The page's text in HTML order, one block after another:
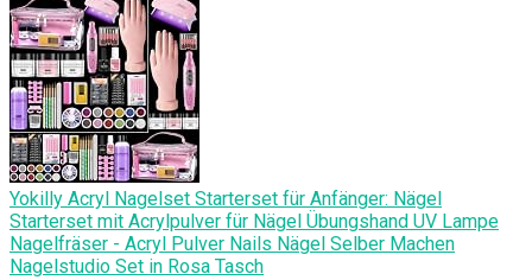
Yokilly Acryl Nagelset Starterset für Anfänger: Nägel
Starterset mit Acrylpulver für Nägel Übungshand UV Lampe
Nagelfräser - Acryl Pulver Nails Nägel Selber Machen
Nagelstudio Set in Rosa Tasch